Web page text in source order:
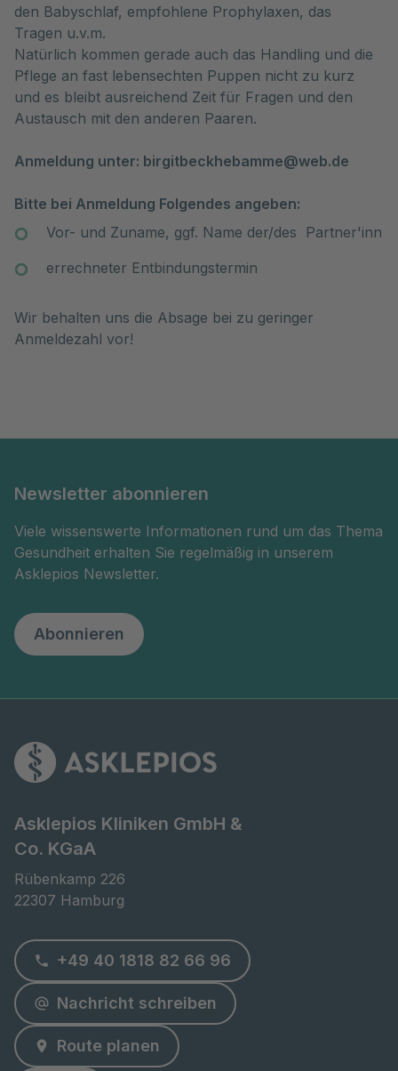
den Babyschlaf, empfohlene Prophylaxen, das
Tragen u.v.m.
Natürlich kommen gerade auch das Handling und die
Pflege an fast lebensechten Puppen nicht zu kurz
und es bleibt ausreichend Zeit für Fragen und den
Austausch mit den anderen Paaren.
Anmeldung unter: birgitbeckhebamme@web.de
Bitte bei Anmeldung Folgendes angeben:
Vor- und Zuname, ggf. Name der/des Partner'inn
errechneter Entbindungstermin
Wir behalten uns die Absage bei zu geringer
Anmeldezahl vor!
Newsletter abonnieren
Viele wissenswerte Informationen rund um das Thema
Gesundheit erhalten Sie regelmäßig in unserem
Asklepios Newsletter.
Abonnieren
Asklepios Kliniken GmbH &
Co. KGaA
Rübenkamp 226
22307 Hamburg
+49 40 1818 82 66 96
Nachricht schreiben
Route planen